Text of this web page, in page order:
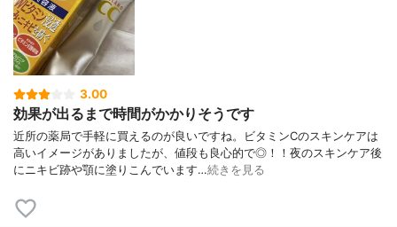
3.00
効果が出るまで時間がかかりそうです
近所の薬局で手軽に買えるのが良いですね。ビタミンCのスキンケアは
高いイメージがありましたが、値段も良心的で◎！！夜のスキンケア後
にニキビ跡や顎に塗りこんでいます…続きを見る